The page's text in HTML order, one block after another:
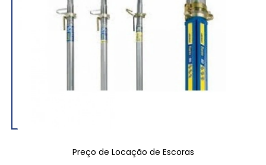
Preço de Locação de Escoras